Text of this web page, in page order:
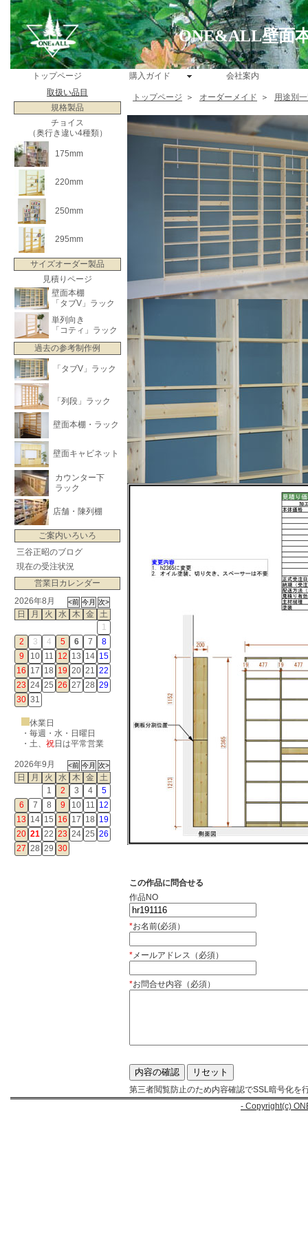
ONE&ALL壁面
トップページ 購入ガイド
会社案内
取扱い品目
規格製品
チョイス
（奥行き違い4種類）
175mm
220mm
250mm
295mm
サイズオーダー製品
見積りページ
壁面本棚
「タブV」ラック
単列向き
「コティ」ラック
過去の参考制作例
「タブV」ラック
「列段」ラック
壁面本棚・ラック
壁面キャビネット
カウンター下
ラック
店舗・陳列棚
ご案内いろいろ
三谷正昭のブログ
現在の受注状況
営業日カレンダー
2026年8月
日
月 火 水 木 金
土
1
2
3 4 5 6 7
8
9
10 11 12 13 14 15
16 17 18 19 20 21 22
23 24 25 26 27 28 29
30 31
休業日
・毎週・水・日曜日
・ 土、 祝日は平常営業
2026年9月
日
月 火 水 木 金
土
1
2 3 4
5
6
7 8 9 10 11 12
13 14 15 16 17 18 19
20 21 22 23 24 25 26
27 28 29 30
トップページ ＞ オーダーメイド ＞ 用途別
この作品に問合せる
作品NO
*お名前(必須）
*メールアドレス（必須）
*お問合せ内容（必須）
第三者閲覧防止のため内容確認でSSL暗号化を
- Copyright(c)